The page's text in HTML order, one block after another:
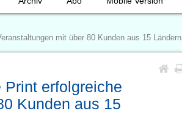
mit über 80 Kunden aus 15 Ländern
erfolgreiche
Kunden aus 15